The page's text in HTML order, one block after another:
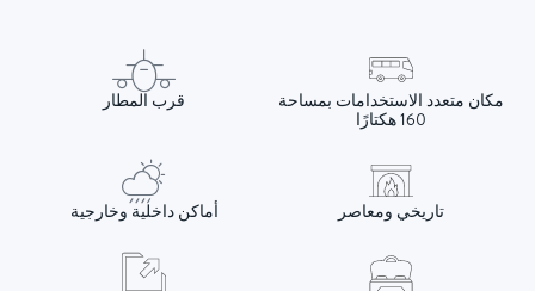
مكان متعدد الاستخدامات بمساحة
160 هكتارًا
قرب المطار
تاريخي ومعاصر أماكن داخلية وخارجية